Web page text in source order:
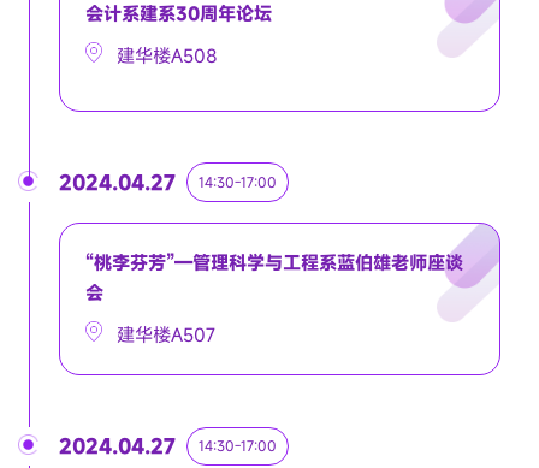
会计系建系30周年论坛
建华楼A508
2024.04.27 14:30-17:00
“桃李芬芳”—管理科学与工程系蓝伯雄老师座谈
会
建华楼A507
2024.04.27 14:30-17:00